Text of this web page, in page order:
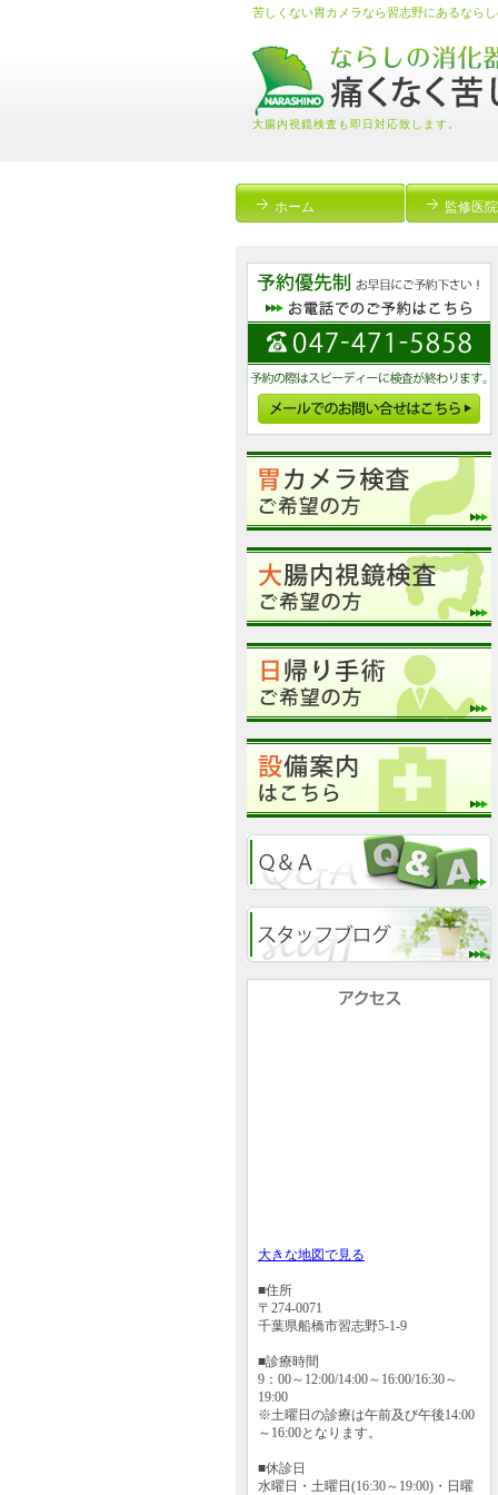
苦しくない胃カメラなら習志野にあるなら
大腸内視鏡検査も即日対応致します。
ホーム 監修医
大きな地図で見る
■住所
〒274-0071
千葉県船橋市習志野5-1-9
■診療時間
9：00～12:00/14:00～16:00/16:30～
19:00
※土曜日の診療は午前及び午後14:00
～16:00となります。
■休診日
水曜日・土曜日(16:30～19:00)・日曜